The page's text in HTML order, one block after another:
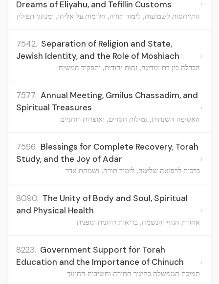
Dreams of Eliyahu, and Tefillin Customs
התייחסות לשמועות, לימוד תורה, חלומות על אליהו, ומנהגי תפילין
›
7542. Separation of Religion and State,
Jewish Identity, and the Role of Moshiach
הבדלה בין דת ומדינה, זהות יהודית, ותפקיד המשיח
›
7577. Annual Meeting, Gmilus Chassadim, and
Spiritual Treasures
האסיפה השנתית, גמילות חסדים, ואוצרות רוחניים
›
7596. Blessings for Complete Recovery, Torah
Study, and the Joy of Adar
ברכות לרפואה שלימה, לימוד תורה, ושמחת אדר
›
8090. The Unity of Body and Soul, Spiritual
and Physical Health
אחדות הגוף והנשמה, בריאות רוחנית וגופנית
›
8223. Government Support for Torah
Education and the Importance of Chinuch
תמיכת הממשלה בחינוך התורה וחשיבות החינוך
›